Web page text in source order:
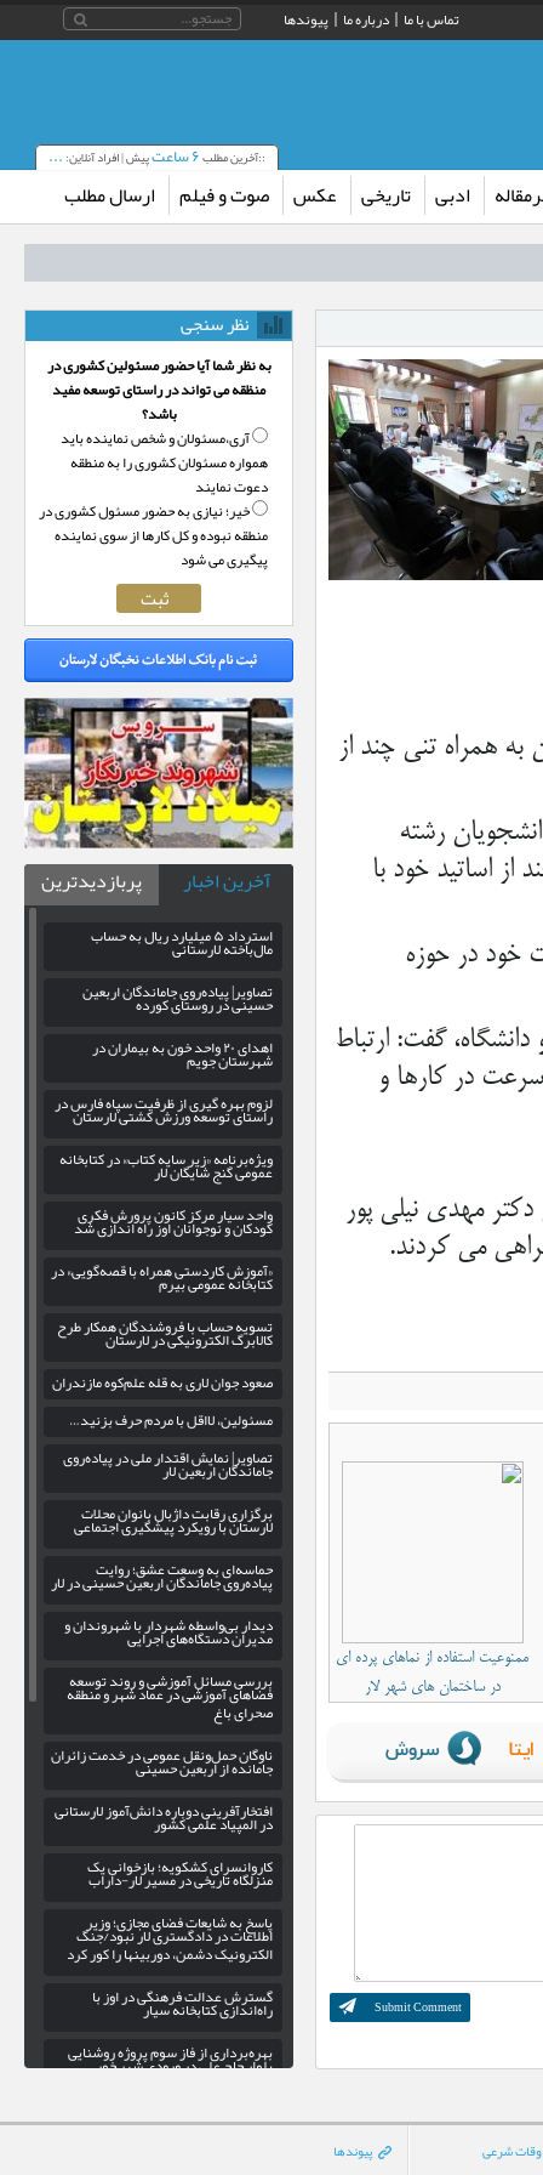
تماس با ما درباره ما پیوندها
::آخرین مطلب۶ ساعت پیش | افراد آنلاین:...
ادبی تاریخی عکس صوت و فیلم ارسال مطلب
همراه تنی چند از
رشته
اساتید خود با
خود در حوزه
گفت: ارتباط
در کارها و
مهدی نیلی پور
می کردند.
ممنوعیت استفاده از نماهای پرده ای
در ساختمان های شهر لار
نظر سنجی
به نظر شما آیا حضور مسئولین کشوری در
منظقه می تواند در راستای توسعه مفید
باشد؟
آری،‌مسئولان و شخص نماینده باید
همواره مسئولان کشوری را به منطقه
دعوت نمایند
خیر؛‌ نیازی به حضور مسئول کشوری در
منطقه نبوده و کل کارها از سوی نماینده
پیگیری می شود
آخرین اخبار پربازدیدترین
استرداد ۵ میلیارد ریال به حسابمال‌باخته لارستانی
تصاویر| پیاده‌روی جاماندگان اربعین
حسینی در روستای کورده
اهدای ۲۰ واحد خون به بیماران درشهرستان جویم
لزوم بهره‌ گیری از ظرفیت سپاه فارس در
راستای توسعه ورزش کشتی لارستان
ویژه‌برنامه «زیر سایه کتاب» در کتابخانه
عمومی گنج شایگان لار
واحد سیار مرکز کانون پرورش فکری
کودکان و نوجوانان اوز راه اندازی شد
«آموزش کاردستی همراه با قصه‌گویی» در
کتابخانه عمومی بیرم
تسویه حساب با فروشندگان همکار طرح
کالابرگ الکترونیکی در لارستان
صعود جوان لاری به قله علم‌کوه مازندران
مسئولین، لااقل با مردم حرف بزنید…
تصاویر| نمایش اقتدار ملی در پیاده‌روی
جاماندگان اربعین لار
برگزاری رقابت داژبال بانوان محلات
لارستان با رویکرد پیشگیری اجتماعی
حماسه‌ای به وسعت عشق؛ روایت
پیاده‌روی جاماندگان اربعین حسینی در لار
دیدار بی‌واسطه شهردار با شهروندان و
مدیران دستگاه‌های اجرایی
بررسی مسائل آموزشی و روند توسعه
فضاهای آموزشی در عماد شهر و منطقه
صحرای باغ
ناوگان حمل‌ونقل عمومی در خدمت زائران
جامانده از اربعین حسینی
افتخارآفرینی دوباره دانش‌آموز لارستانی
در المپیاد علمی کشور
کاروانسرای کشکویه؛ بازخوانی یک
منزلگاه تاریخی در مسیر لار-داراب
پاسخ به شایعات فضای مجازی؛ وزیر
اطلاعات در دادگستری لار نبود/جنگ
الکترونیک دشمن، دوربینها را کور کرد
گسترش عدالت فرهنگی در اوز با
راه‌اندازی کتابخانه سیار
بهره‌برداری از فاز سوم پروژه روشنایی
بلوار حاج علی در ورودی شهر خور
برگزار می‌شود
شرعی پیوندها